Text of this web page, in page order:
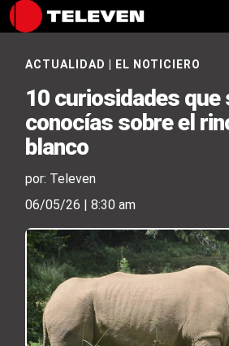
ACTUALIDAD EL NOTICIERO
10 curiosidades que
conocías sobre el
blanco
por: Televen
06/05/26 | 8:30 am